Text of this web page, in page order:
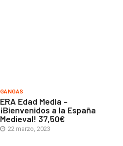
GANGAS
ERA Edad Media –
¡Bienvenidos a la España
Medieval! 37,50€
22 marzo, 2023